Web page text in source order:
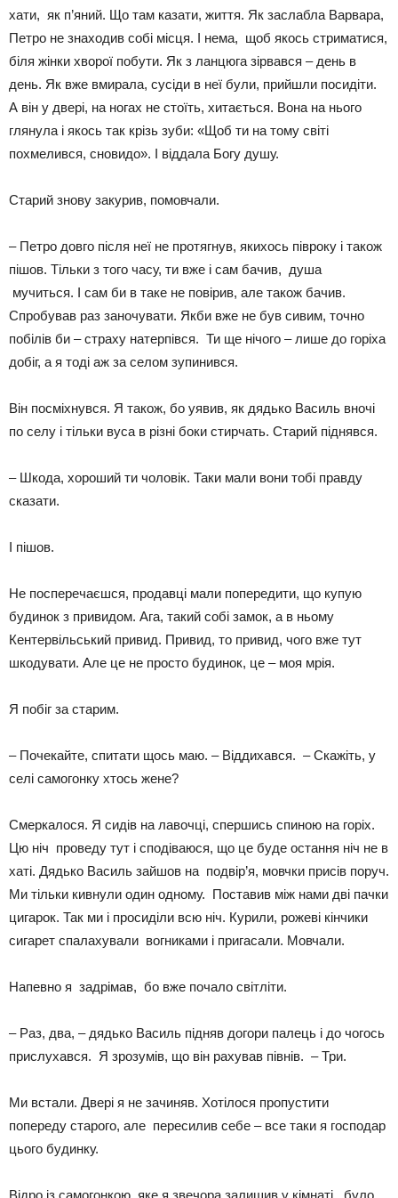
хати, як п’яний. Що там казати, життя. Як заслабла Варвара,
Петро не знаходив собі місця. І нема, щоб якось стриматися,
біля жінки хворої побути. Як з ланцюга зірвався – день в
день. Як вже вмирала, сусіди в неї були, прийшли посидіти.
А він у двері, на ногах не стоїть, хитається. Вона на нього
глянула і якось так крізь зуби: «Щоб ти на тому світі
похмелився, сновидо». І віддала Богу душу.
Старий знову закурив, помовчали.
– Петро довго після неї не протягнув, якихось півроку і також
пішов. Тільки з того часу, ти вже і сам бачив, душа
мучиться. І сам би в таке не повірив, але також бачив.
Спробував раз заночувати. Якби вже не був сивим, точно
побілів би – страху натерпівся. Ти ще нічого – лише до горіха
добіг, а я тоді аж за селом зупинився.
Він посміхнувся. Я також, бо уявив, як дядько Василь вночі
по селу і тільки вуса в різні боки стирчать. Старий піднявся.
– Шкода, хороший ти чоловік. Таки мали вони тобі правду
сказати.
І пішов.
Не посперечаєшся, продавці мали попередити, що купую
будинок з привидом. Ага, такий собі замок, а в ньому
Кентервільський привид. Привид, то привид, чого вже тут
шкодувати. Але це не просто будинок, це – моя мрія.
Я побіг за старим.
– Почекайте, спитати щось маю. – Віддихався. – Скажіть, у
селі самогонку хтось жене?
Смеркалося. Я сидів на лавочці, спершись спиною на горіх.
Цю ніч проведу тут і сподіваюся, що це буде остання ніч не в
хаті. Дядько Василь зайшов на подвір’я, мовчки присів поруч.
Ми тільки кивнули один одному. Поставив між нами дві пачки
цигарок. Так ми і просиділи всю ніч. Курили, рожеві кінчики
сигарет спалахували вогниками і пригасали. Мовчали.
Напевно я задрімав, бо вже почало світліти.
– Раз, два, – дядько Василь підняв догори палець і до чогось
прислухався. Я зрозумів, що він рахував півнів. – Три.
Ми встали. Двері я не зачиняв. Хотілося пропустити
попереду старого, але пересилив себе – все таки я господар
цього будинку.
Відро із самогонкою, яке я звечора залишив у кімнаті, було